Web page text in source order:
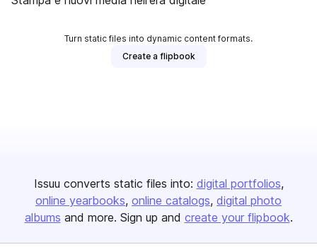
Turn static files into dynamic content formats.
Create a flipbook
Issuu converts static files into: digital portfolios
online yearbooks online catalogs digital photo
albums and more. Sign up and create your flipbook.